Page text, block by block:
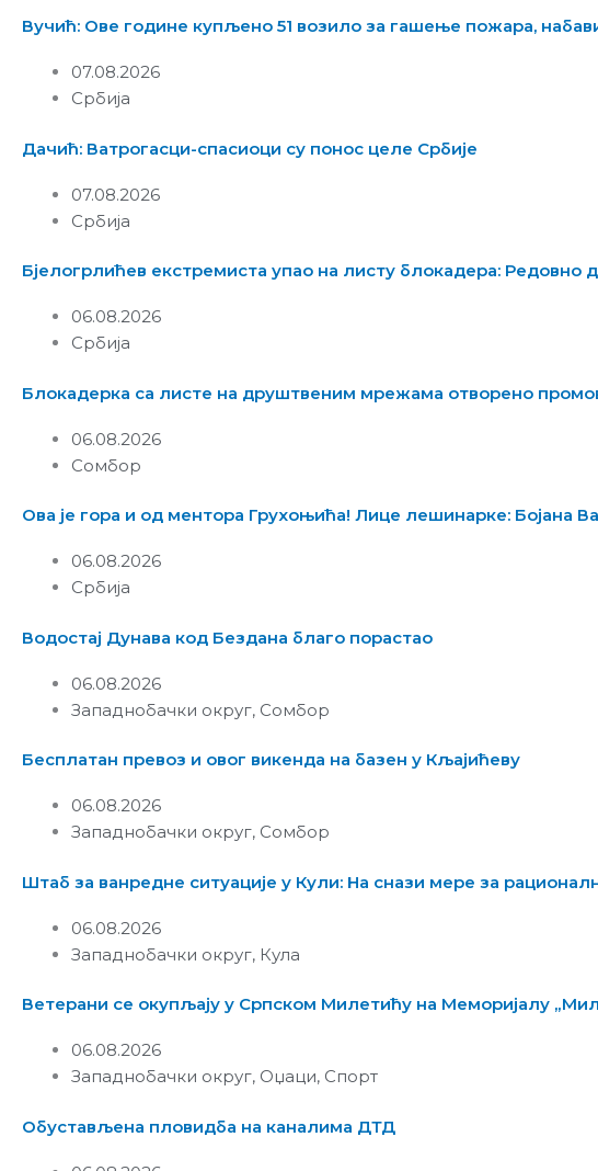
Вучић: Ове године купљено 51 возило за гашење пожара,
07.08.2026
Србија
Дачић: Ватрогасци-спасиоци су понос целе Србије
07.08.2026
Србија
Бјелогрлићев екстремиста упао на листу блокадера:
06.08.2026
Србија
Блокадерка са листе на друштвеним мрежама отворено
06.08.2026
Сомбор
Ова је гора и од ментора Грухоњића! Лице лешинарке: Бојана
06.08.2026
Србија
Водостај Дунава код Бездана благо порастао
06.08.2026
Западнобачки округ, Сомбор
Бесплатан превоз и овог викенда на базен у Кљајићеву
06.08.2026
Западнобачки округ, Сомбор
Штаб за ванредне ситуације у Кули: На снази мере за
06.08.2026
Западнобачки округ, Кула
Ветерани се окупљају у Српском Милетићу на Меморијалу
06.08.2026
Западнобачки округ, Оџаци, Спорт
Обустављена пловидба на каналима ДТД